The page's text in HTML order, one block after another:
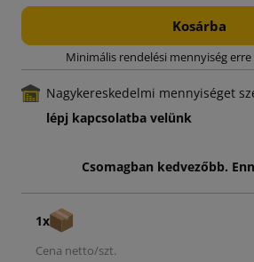
Kosárba
Minimális rendelési mennyiség
Nagykereskedelmi mennyiséget
lépj kapcsolatba velünk
Csomagban kedvezőbb.
1x